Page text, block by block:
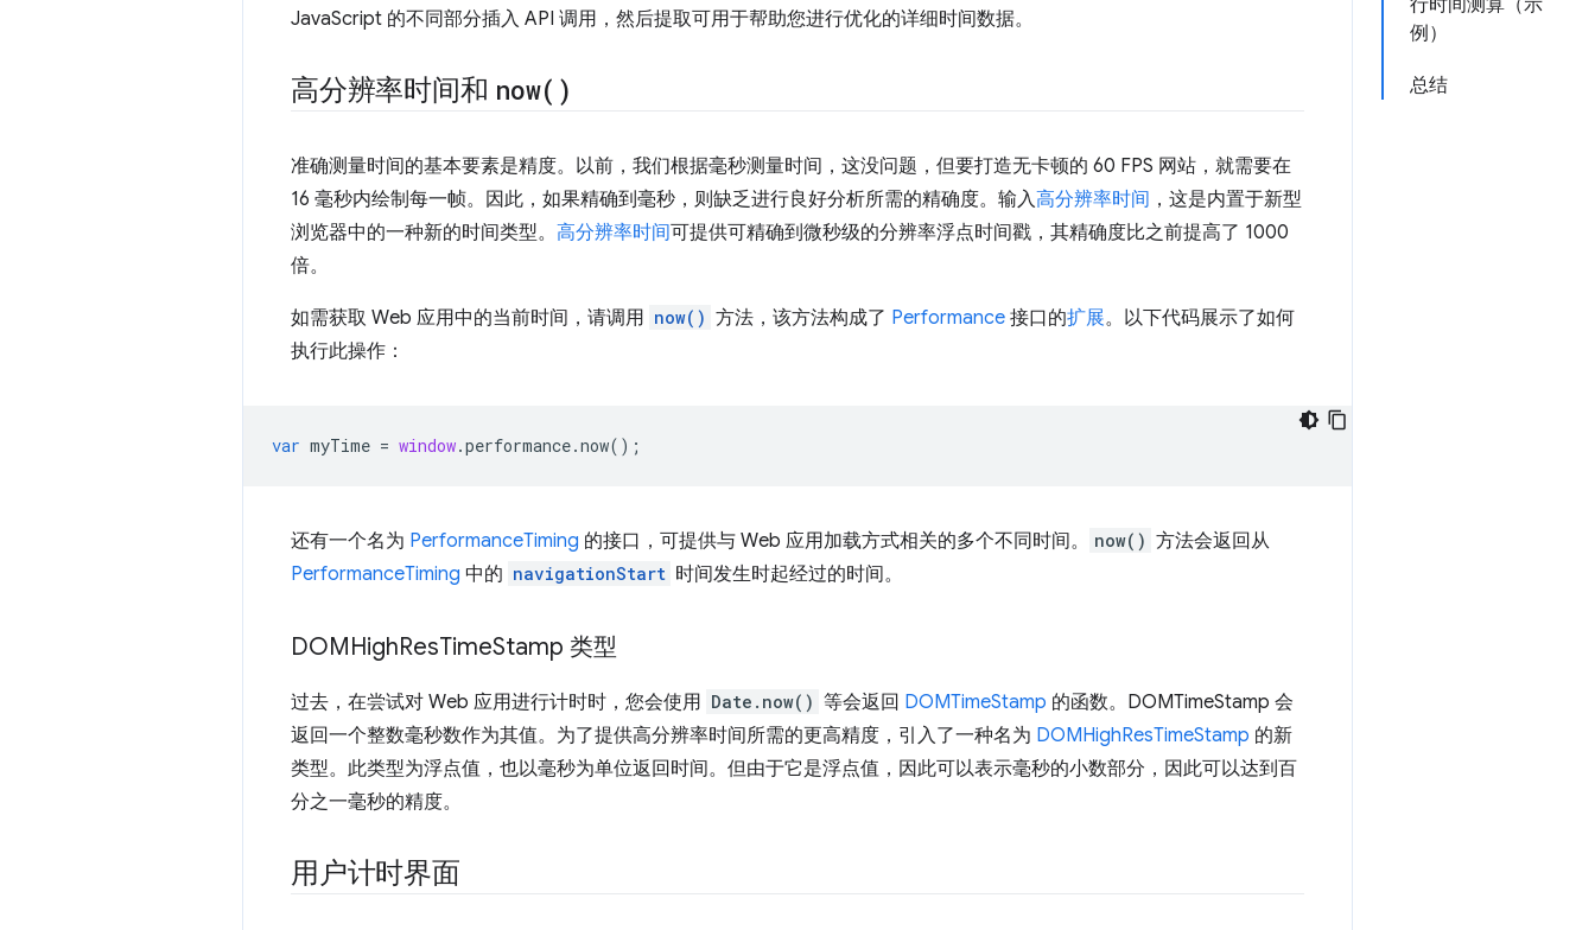
行时间测算（示
例）
总结
JavaScript 的不同部分插入 API 调用，然后提取可用于帮助您进行优化的详细时间数据。
高分辨率时间和 now( )
准确测量时间的基本要素是精度。以前，我们根据毫秒测量时间，这没问题，但要打造无卡顿的 60 FPS 网站，就需要在
16 毫秒内绘制每一帧。因此，如果精确到毫秒，则缺乏进行良好分析所需的精确度。输入高分辨率时间 ，这是内置于新型
浏览器中的一种新的时间类型。 高分辨率时间可提供可精确到微秒级的分辨率浮点时间戳，其精确度比之前提高了 1000
倍。
如需获取 Web 应用中的当前时间，请调用 now() 方法，该方法构成了 Performance 接口的扩展。以下代码展示了如何
执行此操作：
var myTime = window.performance.now();
还有一个名为 PerformanceTiming 的接口，可提供与 Web 应用加载方式相关的多个不同时间。 now() 方法会返回从
PerformanceTiming 中的 navigationStart 时间发生时起经过的时间。
DOMHighResTimeStamp 类型
过去，在尝试对 Web 应用进行计时时，您会使用 Date.now() 等会返回 DOMTimeStamp 的函数。DOMTimeStamp 会
返回一个整数毫秒数作为其值。为了提供高分辨率时间所需的更高精度，引入了一种名为 DOMHighResTimeStamp 的新
类型。此类型为浮点值，也以毫秒为单位返回时间。但由于它是浮点值，因此可以表示毫秒的小数部分，因此可以达到百
分之一毫秒的精度。
用户计时界面